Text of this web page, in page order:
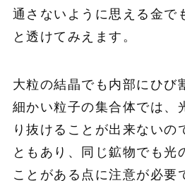
通さないように思える金で
と透けてみえます。
大粒の結晶でも内部にひび
細かい粒子の集合体では、
り抜けることが出来ないの
ともあり、同じ鉱物でも光
ことがある点に注意が必要